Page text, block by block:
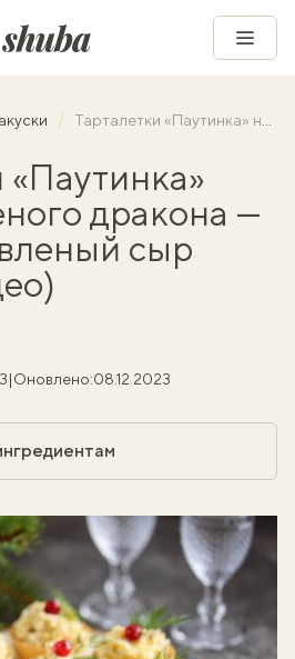
Тарталетки «Паутинка» на год Зеленого дракона — нужны плавленый сыр и яйца (видео)
«Паутинка»
дракона —
сыр
|Оновлено:08.12.2023